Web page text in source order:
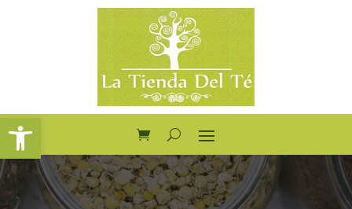
Abrir barra de herramientas